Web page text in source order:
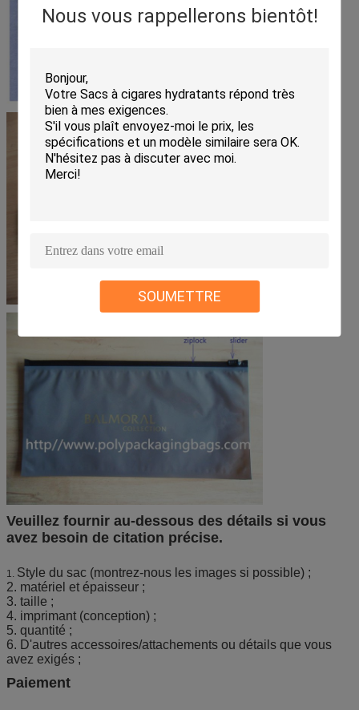
Nous vous rappellerons bientôt!
SOUMETTRE
Veuillez fournir au-dessous des détails si vous
avez besoin de citation précise.
1. Style du sac (montrez-nous les images si possible) ;
2. matériel et épaisseur ;
3. taille ;
4. imprimant (conception) ;
5. quantité ;
6. D'autres accessoires/attachements ou détails que vous
avez exigés ;
Paiement